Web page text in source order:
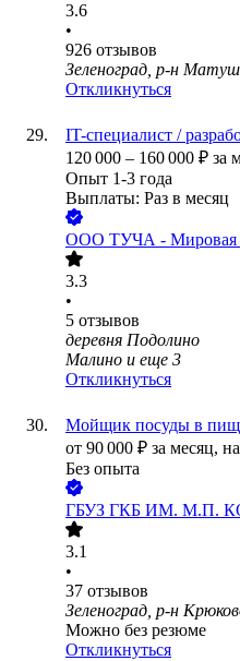
3.6
•
926 отзывов
Зеленоград, р-н
Откликнуться
IT-специалист /
120 000 – 160 000 ₽ за
Опыт 1-3 года
Выплаты: Раз в месяц
ООО ТУЧА - Мировая
3.3
•
5 отзывов
деревня Подолино
Малино и еще 3
Откликнуться
Мойщик посуды в
от 90 000 ₽ за месяц,
Без опыта
ГБУЗ ГКБ ИМ. М.П.
3.1
•
37 отзывов
Зеленоград, р-н
Можно без резюме
Откликнуться